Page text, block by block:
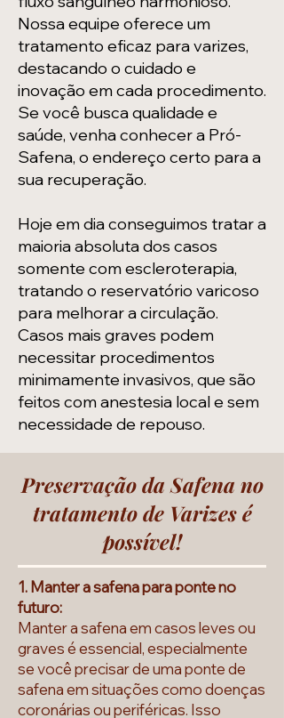
Nossa equipe oferece um
tratamento eficaz para varizes,
destacando o cuidado e
inovação em cada procedimento.
Se você busca qualidade e
saúde, venha conhecer a Pró-
Safena, o endereço certo para a
sua recuperação.
Hoje em dia conseguimos tratar a
maioria absoluta dos casos
somente com escleroterapia,
tratando o reservatório varicoso
para melhorar a circulação.
Casos mais graves podem
necessitar procedimentos
minimamente invasivos, que são
feitos com anestesia local e sem
necessidade de repouso.
Preservação da Safena no
tratamento de Varizes é
possível!
1. Manter a safena para ponte no
futuro:
Manter a safena em casos leves ou
graves é essencial, especialmente
se você precisar de uma ponte de
safena em situações como doenças
coronárias ou periféricas. Isso